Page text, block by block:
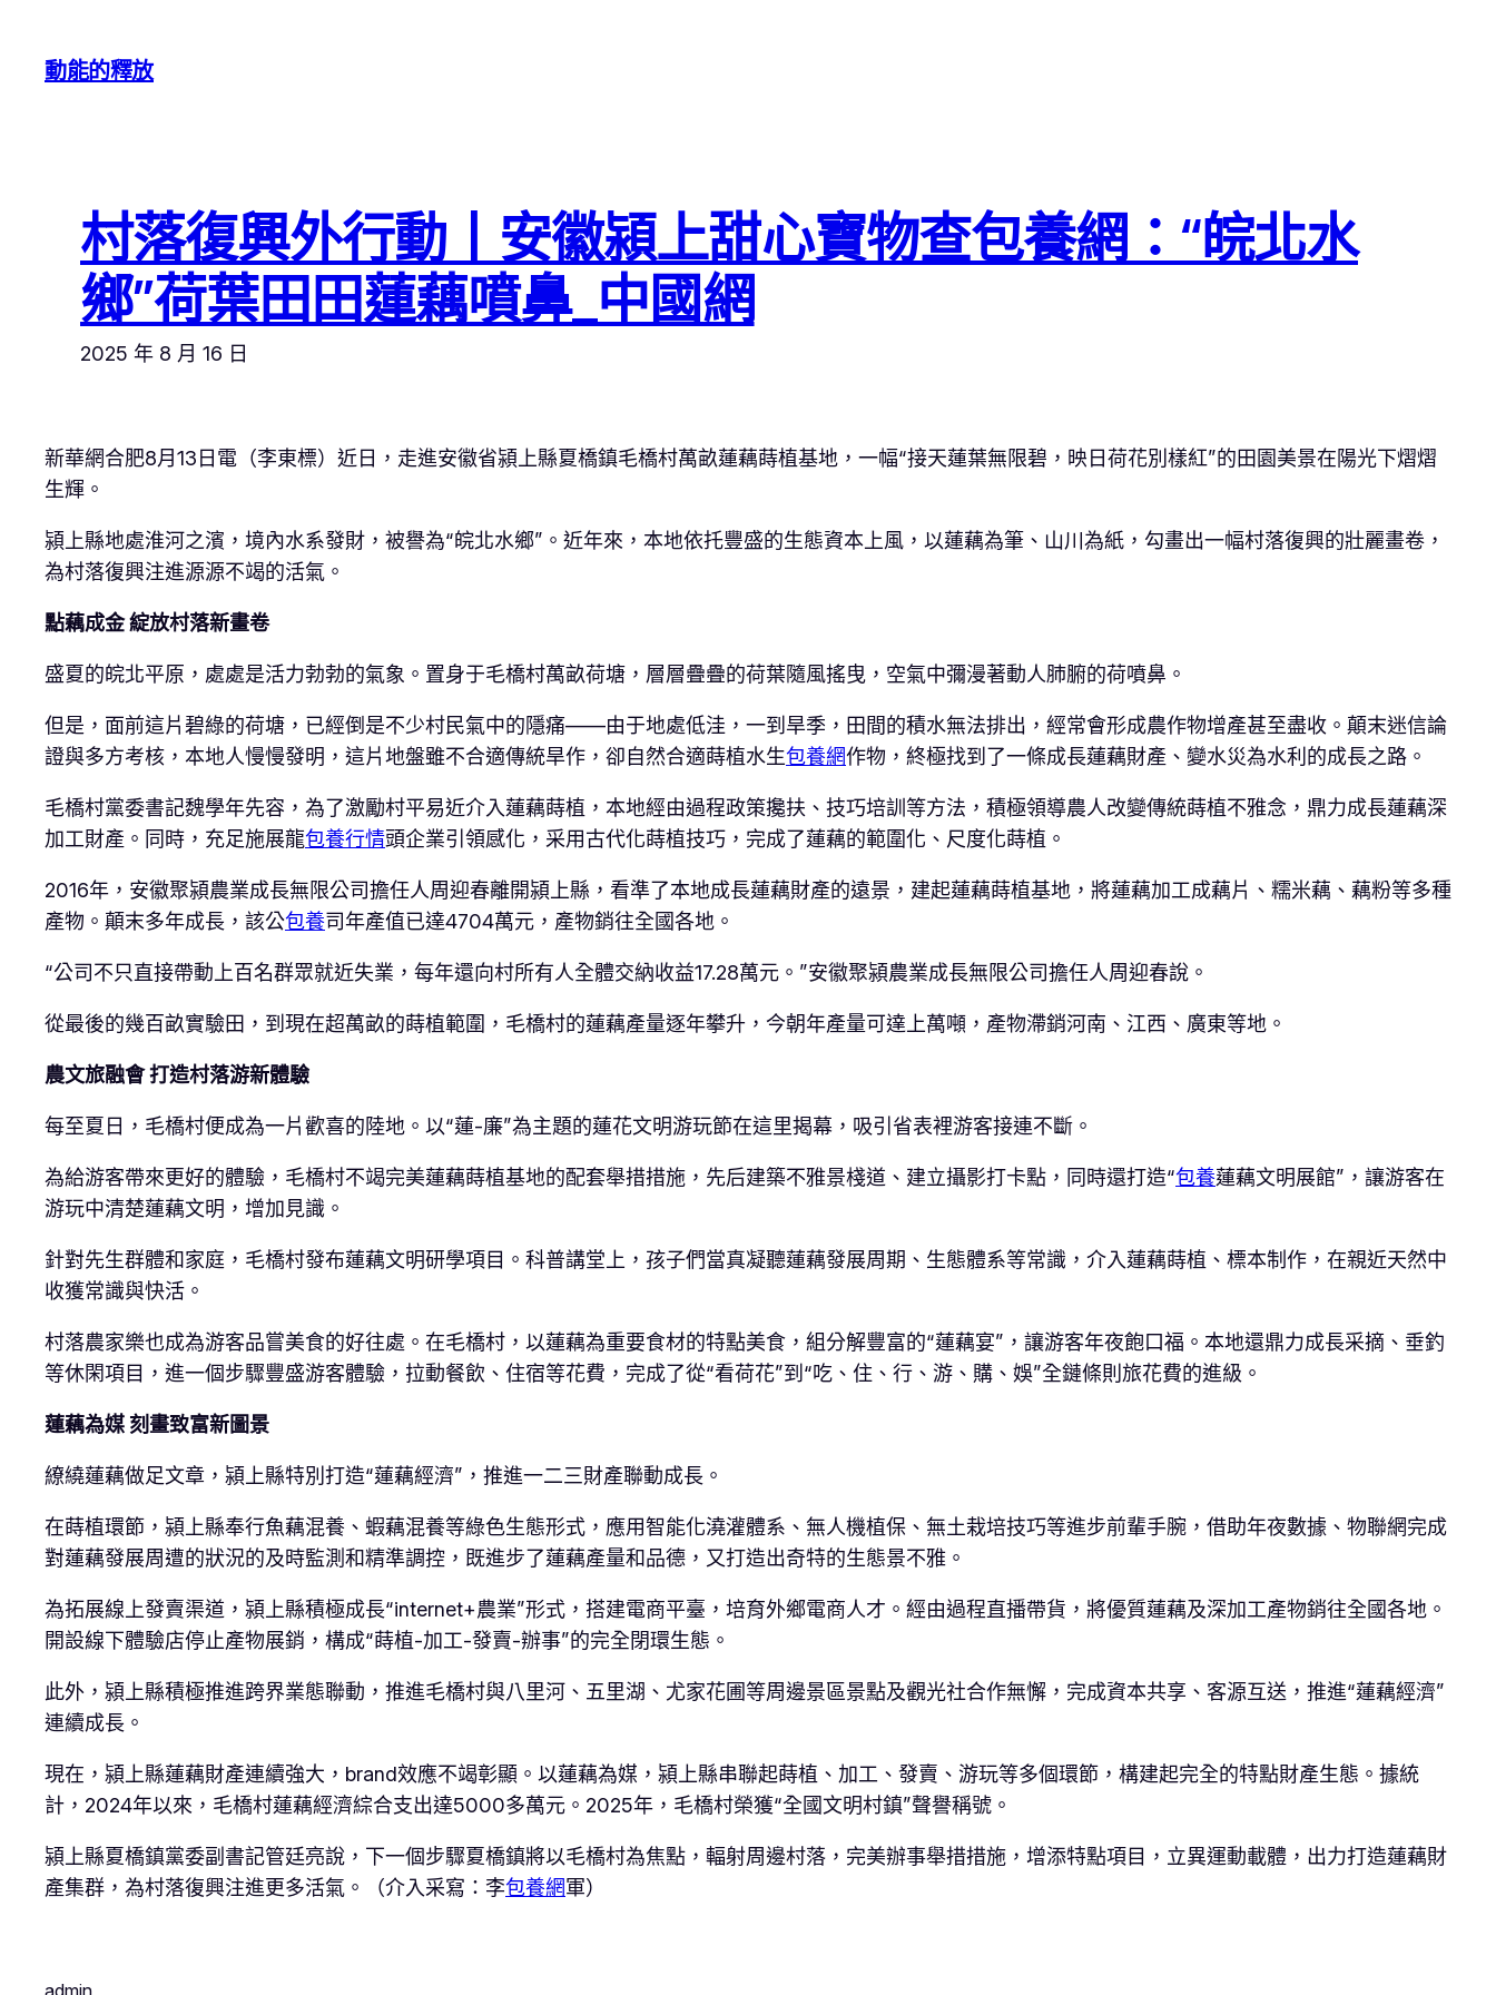
動能的釋放
村落復興外行動丨安徽潁上甜心寶物查包養網：“皖北水
鄉”荷葉田田蓮藕噴鼻_中國網
2025 年 8 月 16 日
新華網合肥8月13日電（李東標）近日，走進安徽省潁上縣夏橋鎮毛橋村萬畝蓮藕蒔植基地，一幅“接天蓮葉無限碧，映日荷花別樣紅”的田園美景在陽光下熠熠
生輝。
潁上縣地處淮河之濱，境內水系發財，被譽為“皖北水鄉”。近年來，本地依托豐盛的生態資本上風，以蓮藕為筆、山川為紙，勾畫出一幅村落復興的壯麗畫卷，
為村落復興注進源源不竭的活氣。
點藕成金 綻放村落新畫卷
盛夏的皖北平原，處處是活力勃勃的氣象。置身于毛橋村萬畝荷塘，層層疊疊的荷葉隨風搖曳，空氣中彌漫著動人肺腑的荷噴鼻。
但是，面前這片碧綠的荷塘，已經倒是不少村民氣中的隱痛——由于地處低洼，一到旱季，田間的積水無法排出，經常會形成農作物增產甚至盡收。顛末迷信論
證與多方考核，本地人慢慢發明，這片地盤雖不合適傳統旱作，卻自然合適蒔植水生包養網作物，終極找到了一條成長蓮藕財產、變水災為水利的成長之路。
毛橋村黨委書記魏學年先容，為了激勵村平易近介入蓮藕蒔植，本地經由過程政策攙扶、技巧培訓等方法，積極領導農人改變傳統蒔植不雅念，鼎力成長蓮藕深
加工財產。同時，充足施展龍包養行情頭企業引領感化，采用古代化蒔植技巧，完成了蓮藕的範圍化、尺度化蒔植。
2016年，安徽聚潁農業成長無限公司擔任人周迎春離開潁上縣，看準了本地成長蓮藕財產的遠景，建起蓮藕蒔植基地，將蓮藕加工成藕片、糯米藕、藕粉等多種
產物。顛末多年成長，該公包養司年產值已達4704萬元，產物銷往全國各地。
“公司不只直接帶動上百名群眾就近失業，每年還向村所有人全體交納收益17.28萬元。”安徽聚潁農業成長無限公司擔任人周迎春說。
從最後的幾百畝實驗田，到現在超萬畝的蒔植範圍，毛橋村的蓮藕產量逐年攀升，今朝年產量可達上萬噸，產物滯銷河南、江西、廣東等地。
農文旅融會 打造村落游新體驗
每至夏日，毛橋村便成為一片歡喜的陸地。以“蓮-廉”為主題的蓮花文明游玩節在這里揭幕，吸引省表裡游客接連不斷。
為給游客帶來更好的體驗，毛橋村不竭完美蓮藕蒔植基地的配套舉措措施，先后建築不雅景棧道、建立攝影打卡點，同時還打造“包養蓮藕文明展館”，讓游客在
游玩中清楚蓮藕文明，增加見識。
針對先生群體和家庭，毛橋村發布蓮藕文明研學項目。科普講堂上，孩子們當真凝聽蓮藕發展周期、生態體系等常識，介入蓮藕蒔植、標本制作，在親近天然中
收獲常識與快活。
村落農家樂也成為游客品嘗美食的好往處。在毛橋村，以蓮藕為重要食材的特點美食，組分解豐富的“蓮藕宴”，讓游客年夜飽口福。本地還鼎力成長采摘、垂釣
等休閑項目，進一個步驟豐盛游客體驗，拉動餐飲、住宿等花費，完成了從“看荷花”到“吃、住、行、游、購、娛”全鏈條則旅花費的進級。
蓮藕為媒 刻畫致富新圖景
繚繞蓮藕做足文章，潁上縣特別打造“蓮藕經濟”，推進一二三財產聯動成長。
在蒔植環節，潁上縣奉行魚藕混養、蝦藕混養等綠色生態形式，應用智能化澆灌體系、無人機植保、無土栽培技巧等進步前輩手腕，借助年夜數據、物聯網完成
對蓮藕發展周遭的狀況的及時監測和精準調控，既進步了蓮藕產量和品德，又打造出奇特的生態景不雅。
為拓展線上發賣渠道，潁上縣積極成長“internet+農業”形式，搭建電商平臺，培育外鄉電商人才。經由過程直播帶貨，將優質蓮藕及深加工產物銷往全國各地。
開設線下體驗店停止產物展銷，構成“蒔植-加工-發賣-辦事”的完全閉環生態。
此外，潁上縣積極推進跨界業態聯動，推進毛橋村與八里河、五里湖、尤家花圃等周邊景區景點及觀光社合作無懈，完成資本共享、客源互送，推進“蓮藕經濟”
連續成長。
現在，潁上縣蓮藕財產連續強大，brand效應不竭彰顯。以蓮藕為媒，潁上縣串聯起蒔植、加工、發賣、游玩等多個環節，構建起完全的特點財產生態。據統
計，2024年以來，毛橋村蓮藕經濟綜合支出達5000多萬元。2025年，毛橋村榮獲“全國文明村鎮”聲譽稱號。
潁上縣夏橋鎮黨委副書記管廷亮說，下一個步驟夏橋鎮將以毛橋村為焦點，輻射周邊村落，完美辦事舉措措施，增添特點項目，立異運動載體，出力打造蓮藕財
產集群，為村落復興注進更多活氣。（介入采寫：李包養網軍）
admin